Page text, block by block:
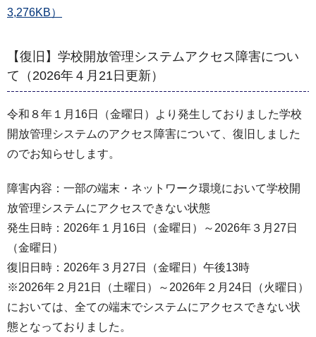
3,276KB）
【復旧】学校開放管理システムアクセス障害につい
て（2026年４月21日更新）
令和８年１月16日（金曜日）より発生しておりました学校
開放管理システムのアクセス障害について、復旧しました
のでお知らせします。
障害内容：一部の端末・ネットワーク環境において学校開
放管理システムにアクセスできない状態
発生日時：2026年１月16日（金曜日）～2026年３月27日
（金曜日）
復旧日時：2026年３月27日（金曜日）午後13時
※2026年２月21日（土曜日）～2026年２月24日（火曜日）
においては、全ての端末でシステムにアクセスできない状
態となっておりました。